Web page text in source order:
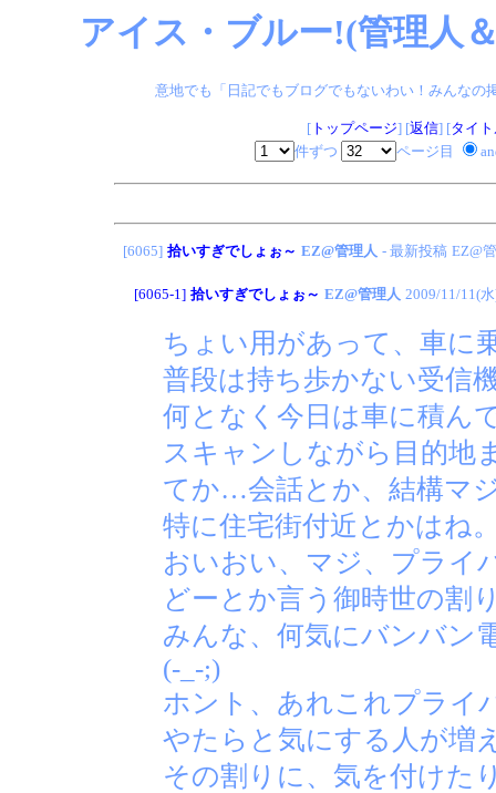
アイス・ブルー!(管理人
意地でも「日記でもブログでもないわい！みんなの
[トップページ] [返信] [タイ
件ずつ
ページ目
[6065] 拾いすぎでしょぉ～ EZ@管理人 - 最新投稿 EZ@
[6065-1] 拾いすぎでしょぉ～ EZ@管理人 2009/11/11(
ちょい用があって、車に
普段は持ち歩かない受信
何となく今日は車に積ん
スキャンしながら目的地
てか…会話とか、結構マ
特に住宅街付近とかはね
おいおい、マジ、プライ
どーとか言う御時世の割
みんな、何気にバンバン
(-_-;)
ホント、あれこれプライ
やたらと気にする人が増
その割りに、気を付けた